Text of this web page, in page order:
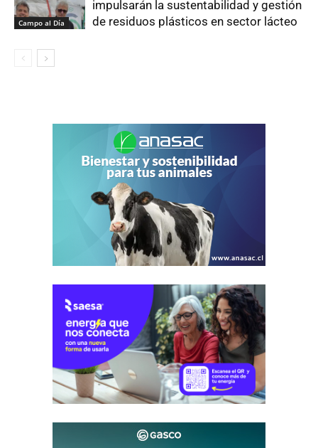
Campo al Día
impulsarán la sustentabilidad y gestión
de residuos plásticos en sector lácteo